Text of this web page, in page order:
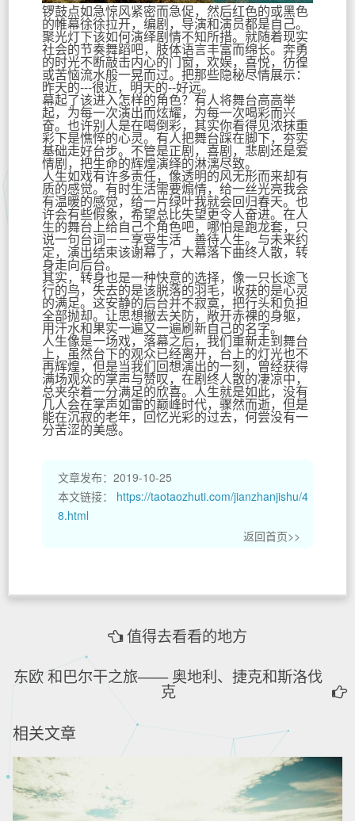
锣鼓点如急惊风紧密而急促，然后红色的或黑色
的帷幕徐徐拉开，编剧，导演和演员都是自己。
聚光灯下该如何演绎剧情不知所措。就随着现实
社会的节奏舞蹈吧，肢体语言丰富而绵长。奔勇
的时光不断敲击内心的门窗，欢娱，喜悦，彷徨
或苦恼流水般一晃而过。把那些隐秘尽情展示：
昨天的---很近，明天的--好远。
幕起了该进入怎样的角色？有人将舞台高高举
起，为每一次演出而炫耀，为每一次喝彩而兴
奋。也许别人是在喝倒彩，其实你看得见浓抹重
彩下是憔悴的心灵。有人把舞台踩在脚下，夯实
基础走好台步。不管是正剧，喜剧，悲剧还是爱
情剧，把生命的辉煌演绎的淋漓尽致。
人生如戏有许多责任，像透明的风无形而来却有
质的感觉。有时生活需要煽情，给一丝光亮我会
有温暖的感觉，给一片绿叶我就会回归春天。也
许会有些假象，希望总比失望更令人奋进。在人
生的舞台上给自己个角色吧，哪怕是跑龙套，只
说一句台词－－享受生活 善待人生。与未来约
定，演出结束该谢幕了，大幕落下曲终人散，转
身走向后台。
其实，转身也是一种快意的选择，像一只长途飞
行的鸟，失去的是该脱落的羽毛，收获的是心灵
的满足。这安静的后台并不寂寞，把行头和负担
全部抛却。让思想撤去关防，敞开赤裸的身躯，
用汗水和果实一遍又一遍刷新自己的名字。
人生像是一场戏，落幕之后，我们重新走到舞台
上，虽然台下的观众已经离开，台上的灯光也不
再辉煌，但是当我们回想演出的一刻，曾经获得
满场观众的掌声与赞叹，在剧终人散的凄凉中，
总夹杂着一分满足的欣喜。人生就是如此，没有
几人会在掌声如雷的巅峰时代，骤然而逝，但是
能在沉寂的老年，回忆光彩的过去，何尝没有一
分苦涩的美感。
文章发布：2019-10-25
本文链接： https://taotaozhuti.com/jianzhanjishu/4
8.html
返回首页>>
值得去看看的地方
东欧 和巴尔干之旅—— 奥地利、捷克和斯洛伐
克
相关文章